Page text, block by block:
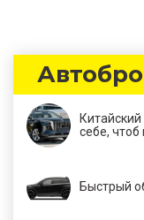
себе,
Быстрый